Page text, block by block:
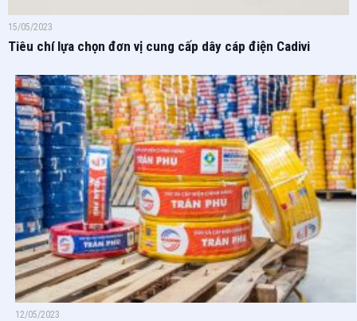
15/05/2023
Tiêu chí lựa chọn đơn vị cung cấp dây cáp điện Cadivi
12/05/2023